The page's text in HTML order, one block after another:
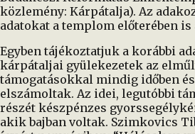
közlemény: Kárpátalja). Az
adatokat a templom előterében
Egyben tájékoztatjuk a korábbi
kárpátaljai gyülekezetek az
támogatásokkal mindig időben
elszámoltak. Az idei, legutóbbi
részét készpénzes
akik bajban voltak. Szimkovics